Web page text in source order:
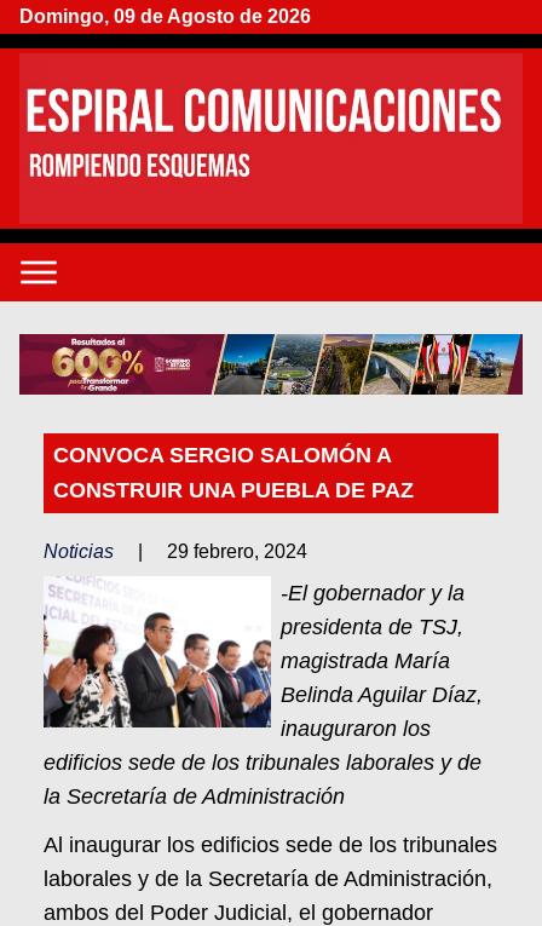
Domingo, 09 de Agosto de 2026
CONVOCA SERGIO SALOMÓN A
CONSTRUIR UNA PUEBLA DE PAZ
Noticias 29 febrero, 2024
-El gobernador y la
presidenta de TSJ,
magistrada María
Belinda Aguilar Díaz,
inauguraron los
edificios sede de los tribunales laborales y de
la Secretaría de Administración
Al inaugurar los edificios sede de los tribunales
laborales y de la Secretaría de Administración,
ambos del Poder Judicial, el gobernador